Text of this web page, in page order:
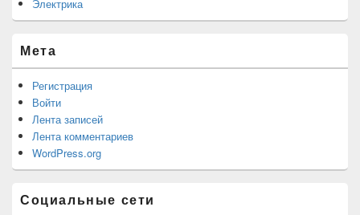
Электрика
Мета
Регистрация
Войти
Лента записей
Лента комментариев
WordPress.org
Социальные сети